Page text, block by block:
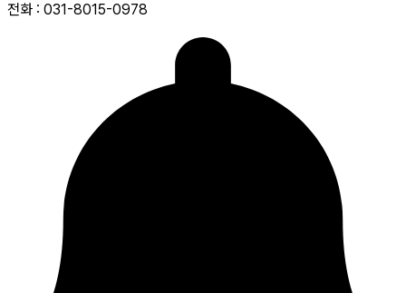
전화 : 031-8015-0978